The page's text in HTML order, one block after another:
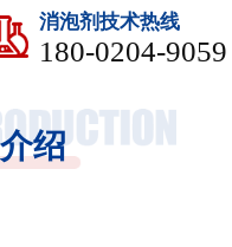
消泡剂技术热线
180-0204-9059
介绍